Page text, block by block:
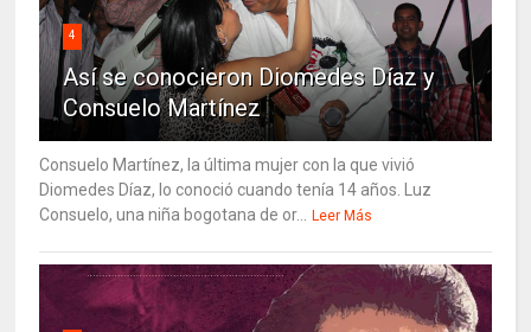
4
Así se conocieron Diomedes Díaz y
Consuelo Martínez
Consuelo Martínez, la última mujer con la que vivió
Diomedes Díaz, lo conoció cuando tenía 14 años. Luz
Consuelo, una niña bogotana de or...
Leer Más